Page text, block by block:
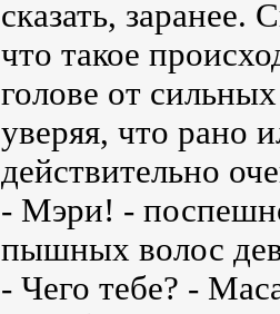
сказать,
что такое
голове от
уверяя, что рано
действительно
- Мэри! -
пышных волос
- Чего тебе? -